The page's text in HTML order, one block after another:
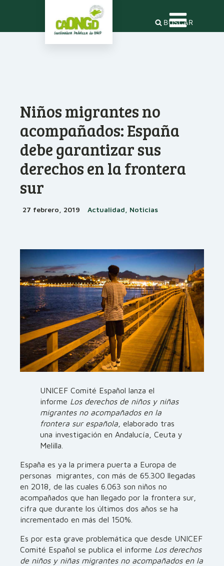
BUSCAR
Niños migrantes no
acompañados: España
debe garantizar sus
derechos en la frontera
sur
27 febrero, 2019 Actualidad, Noticias
UNICEF Comité Español lanza el
informe Los derechos de niños y niñas
migrantes no acompañados en la
frontera sur española , elaborado tras
una investigación en Andalucía, Ceuta y
Melilla.
España es ya la primera puerta a Europa de
personas migrantes, con más de 65.300 llegadas
en 2018, de las cuales 6.063 son niños no
acompañados que han llegado por la frontera sur,
cifra que durante los últimos dos años se ha
incrementado en más del 150%.
Es por esta grave problemática que desde UNICEF
Comité Español se publica el informe Los derechos
de niños y niñas migrantes no acompañados en la